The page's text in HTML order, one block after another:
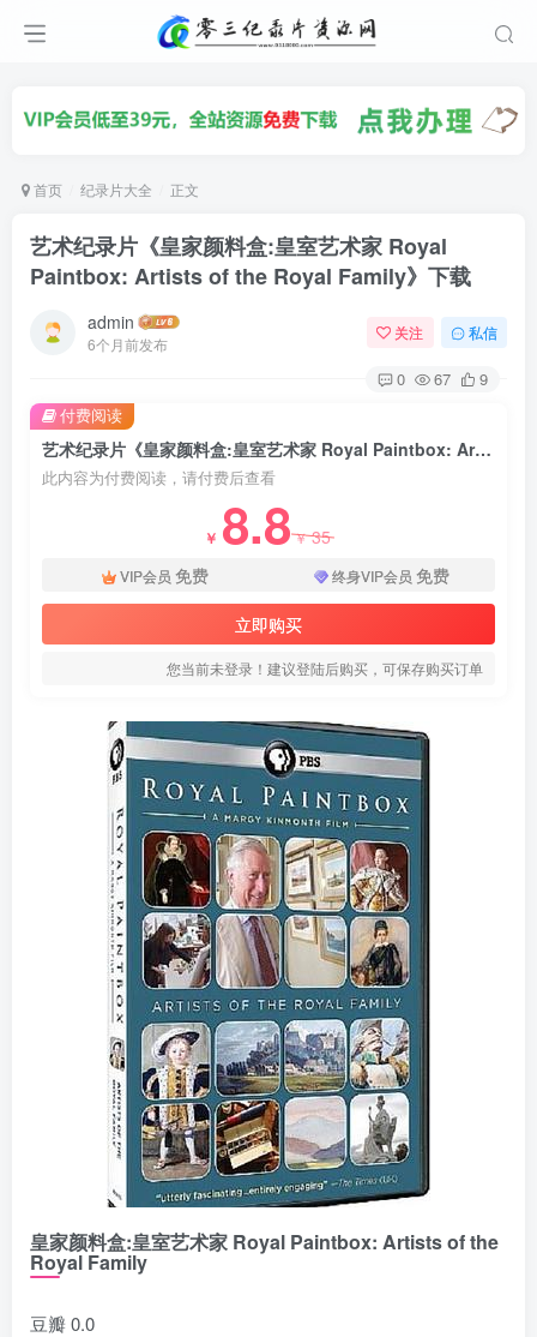
首页 纪录片大全 正文
艺术纪录片《皇家颜料盒:皇室艺术家 Royal
Paintbox: Artists of the Royal Family》下载
admin
6个月前发布
关注 私信
0 67 9
艺术纪录片《皇家颜料盒:皇室艺术家 Royal Paintbox: Artists of the Royal Family》下载
此内容为付费阅读，请付费后查看
￥ 8.8￥35
VIP会员 免费 终身VIP会员 免费
立即购买
您当前未登录！建议登陆后购买，可保存购买订单
付费阅读
皇家颜料盒:皇室艺术家 Royal Paintbox: Artists of the
Royal Family
豆瓣 0.0